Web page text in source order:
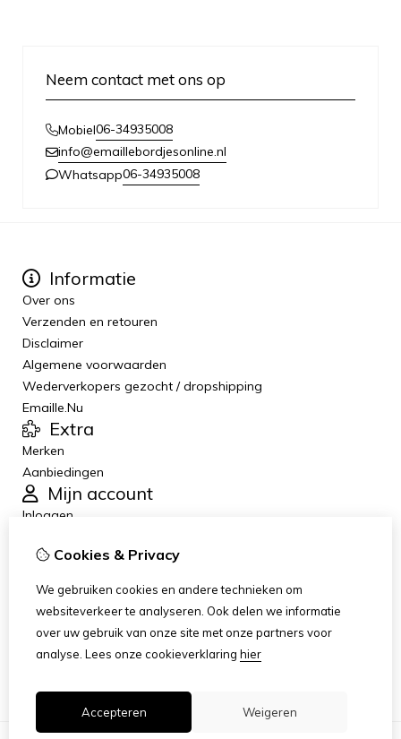
Neem contact met ons op
Mobiel06-34935008
info@emaillebordjesonline.nl
Whatsapp06-34935008
Informatie
Over ons
Verzenden en retouren
Disclaimer
Algemene voorwaarden
Wederverkopers gezocht / dropshipping
Emaille.Nu
Extra
Merken
Aanbiedingen
Mijn account
Inloggen
Verlanglijst
Klantenservice
Retourneren
Sitemap
Cookies & Privacy
We gebruiken cookies en andere technieken om
websiteverkeer te analyseren. Ook delen we informatie
over uw gebruik van onze site met onze partners voor
analyse. Lees onze cookieverklaring hier
Accepteren Weigeren